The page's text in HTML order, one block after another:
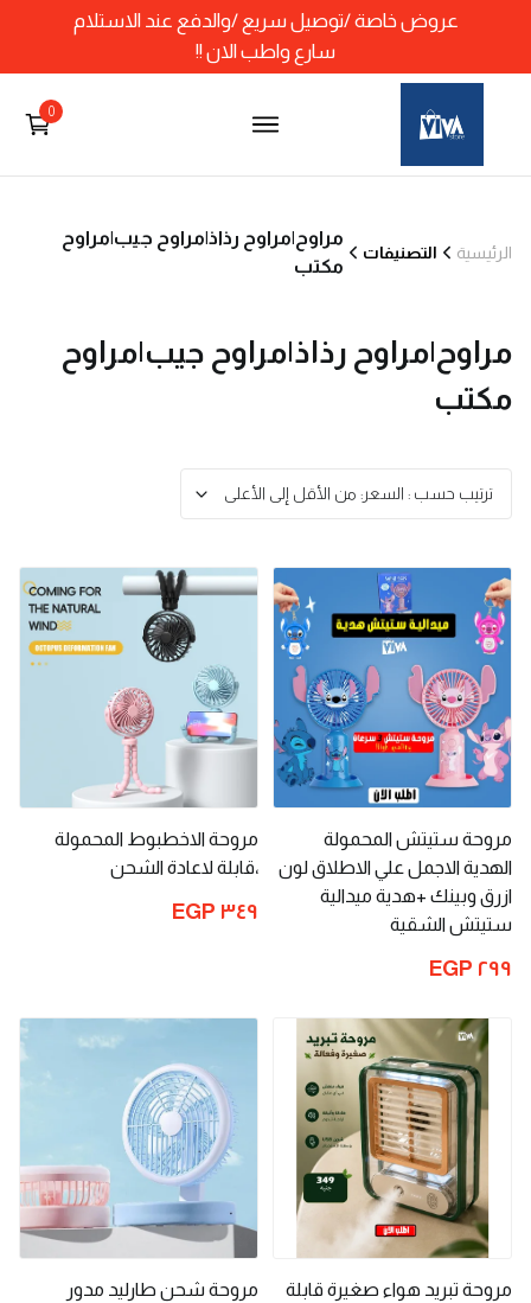
عروض خاصة /توصيل سريع /والدفع عند الاستلام
سارع واطب الان !!
0
الرئيسية التصنيفات
مراوح|مراوح رذاذ|مراوح جيب|مراوح
مكتب
مراوح|مراوح رذاذ|مراوح جيب|مراوح
مكتب
ترتيب حسب : السعر: من الأقل إلى الأعلى
مروحة ستيتش المحمولة
الهدية الاجمل علي الاطلاق لون
ازرق وبينك +هدية ميدالية
ستيتش الشقية
٢٩٩ EGP
مروحة الاخطبوط المحمولة
،قابلة لاعادة الشحن
٣٤٩ EGP
مروحة تبريد هواء صغيرة قابلة
مروحة شحن طارليد مدور